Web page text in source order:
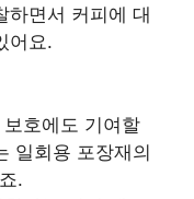
하면서 커피에 대
어요.
호에도 기여할
일회용 포장재의
.